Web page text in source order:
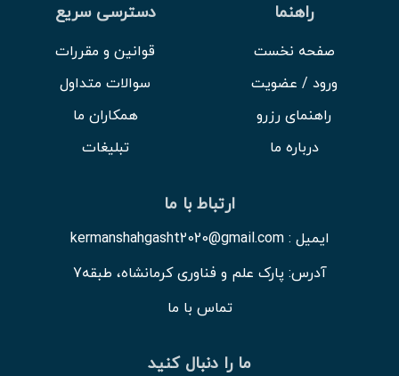
راهنما
صفحه نخست
ورود / عضویت
راهنمای رزرو
درباره ما
دسترسی سریع
قوانین و مقررات
سوالات متداول
همکاران ما
تبلیغات
ارتباط با ما
ایمیل : kermanshahgasht2020@gmail.com
آدرس: پارک علم و فناوری کرمانشاه، طبقه7
تماس با ما
ما را دنبال کنید